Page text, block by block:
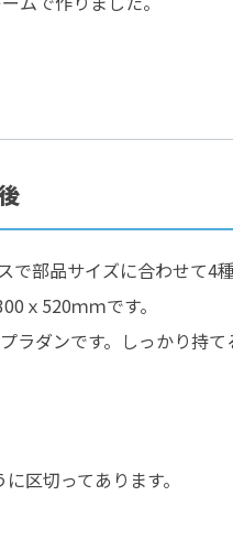
で部品サイズに合わせて4
ｘ520ｍｍです。
ラダンです。しっかり持
区切ってあります。